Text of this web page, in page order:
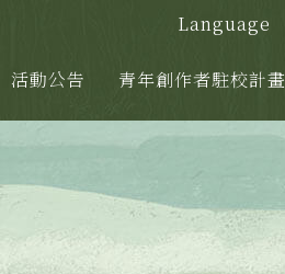
Language
活動公告 青年創作者駐校計畫